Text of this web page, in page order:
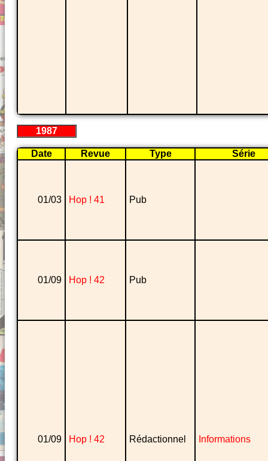
1987
Date Revue Type Série
01/03 Hop ! 41 Pub
01/09 Hop ! 42 Pub
01/09 Hop ! 42 Rédactionnel Informations